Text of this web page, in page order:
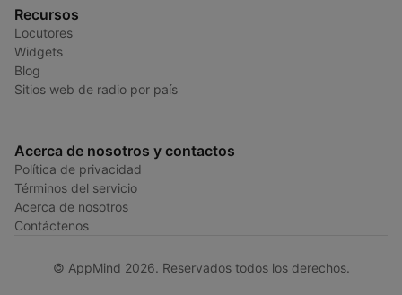
Recursos
Locutores
Widgets
Blog
Sitios web de radio por país
Acerca de nosotros y contactos
Política de privacidad
Términos del servicio
Acerca de nosotros
Contáctenos
© AppMind 2026. Reservados todos los derechos.